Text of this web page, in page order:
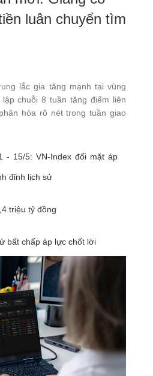
luân chuyển tìm
lắc gia tăng mạnh tại vùng
lập chuỗi 8 tuần tăng điểm liên
hóa rõ nét trong tuần giao
- 15/5: VN-Index đối mặt áp
đỉnh lịch sử
triệu tỷ đồng
bất chấp áp lực chốt lời